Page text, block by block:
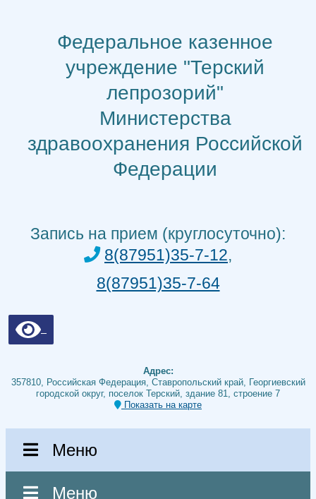
содержимомуФедеральное казенное
учреждение "Терский
лепрозорий"
Министерства
здравоохранения Российской
Федерации
Запись на прием (круглосуточно):
8(87951)35-7-12,
8(87951)35-7-64
Адрес:
357810, Российская Федерация, Ставропольский край, Георгиевский
городской округ, поселок Терский, здание 81, строение 7
Показать на карте
Меню
Меню